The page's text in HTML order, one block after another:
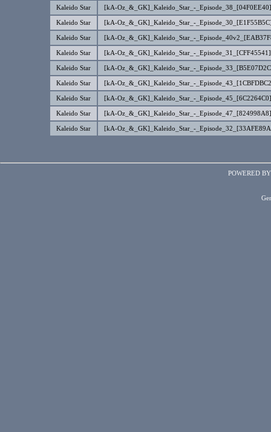
Kaleido Star [kA-Oz_&_GK]_Kaleido_Star_-
Kaleido Star [kA-Oz_&_GK]_Kaleido_Star_-
Kaleido Star [kA-Oz_&_GK]_Kaleido_Star_-
Kaleido Star [kA-Oz_&_GK]_Kaleido_Star_-
Kaleido Star [kA-Oz_&_GK]_Kaleido_Star_-
Kaleido Star [kA-Oz_&_GK]_Kaleido_Star_-
Kaleido Star [kA-Oz_&_GK]_Kaleido_Star_-
Kaleido Star [kA-Oz_&_GK]_Kaleido_Star_-
Kaleido Star [kA-Oz_&_GK]_Kaleido_Star_-
POWERED